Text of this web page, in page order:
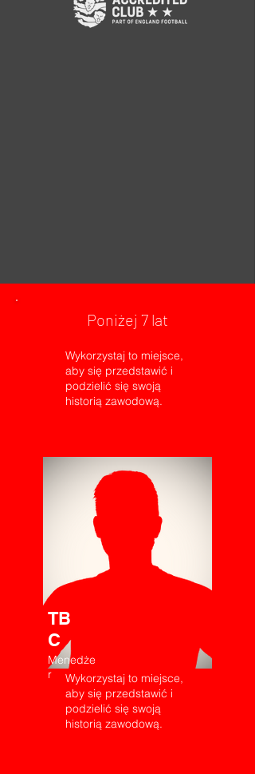
Poniżej 7 lat
Wykorzystaj to miejsce,
aby się przedstawić i
podzielić się swoją
historią zawodową.
TB
C
Menedże
r
Wykorzystaj to miejsce,
aby się przedstawić i
podzielić się swoją
historią zawodową.